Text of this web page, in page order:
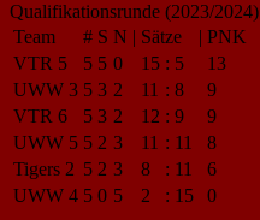
Qualifikationsrunde (2023/2024)
Team
# S N | Sätze | PNK
VTR 5
5 5 0 15 : 5
13
UWW 3 5 3 2 11 : 8
9
VTR 6
5 3 2 12 : 9
9
UWW 5 5 2 3 11 : 11
8
Tigers 2 5 2 3 8 : 11
6
UWW 4 5 0 5 2 : 15 0